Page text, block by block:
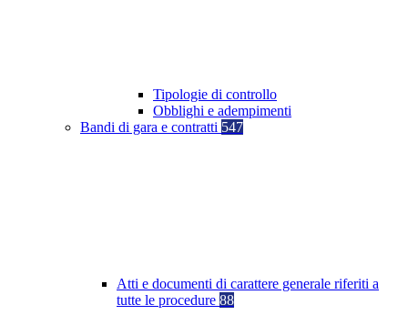
Tipologie di controllo
Obblighi e adempimenti
Bandi di gara e contratti 547
Atti e documenti di carattere generale riferiti a
tutte le procedure 88